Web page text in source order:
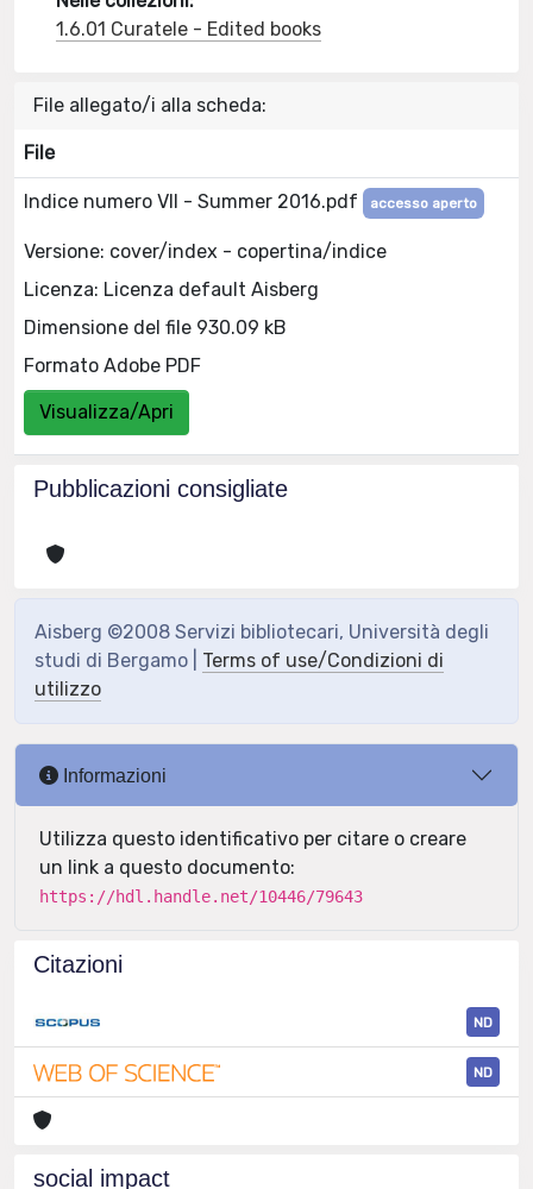
1.6.01 Curatele - Edited books
File allegato/i alla scheda:
File
Indice numero VII - Summer 2016.pdf accesso aperto
Versione: cover/index - copertina/indice
Licenza: Licenza default Aisberg
Dimensione del file 930.09 kB
Formato Adobe PDF
Visualizza/Apri
Pubblicazioni consigliate
Aisberg ©2008 Servizi bibliotecari, Università degli
studi di Bergamo | Terms of use/Condizioni di
utilizzo
Informazioni
Utilizza questo identificativo per citare o creare
un link a questo documento:
https://hdl.handle.net/10446/79643
Citazioni
ND
ND
social impact